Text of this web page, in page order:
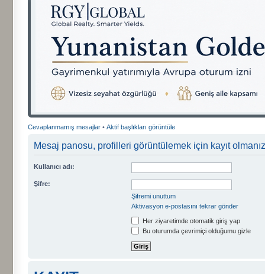
Cevaplanmamış mesajlar • Aktif başlıkları görüntüle
Mesaj panosu, profilleri görüntülemek için kayıt
Kullanıcı adı:
Şifre:
Şifremi unuttum
Aktivasyon e-postasını tekrar gönder
Her ziyaretimde otomatik giriş yap
Bu oturumda çevrimiçi olduğumu gizle